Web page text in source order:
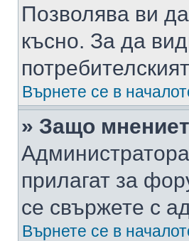
Позволява ви
късно. За да
Върнете се в
» Защо
прилагат за
се свържете с
Върнете се в